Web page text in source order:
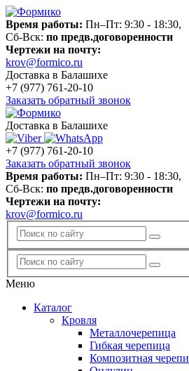
Время работы: Пн–Пт: 9:30 - 18:30,
Сб-Вск: по предв.договоренности
Чертежи на почту:
krov@formico.ru
Доставка в Балашихе
+7 (977) 761-20-10
Заказать обратный звонок
Доставка в Балашихе
+7 (977) 761-20-10
Заказать обратный звонок
Время работы: Пн–Пт: 9:30 - 18:30,
Сб-Вск: по предв.договоренности
Чертежи на почту:
krov@formico.ru
Меню
Каталог
Кровля
Металлочерепица
Гибкая черепица
Композитная